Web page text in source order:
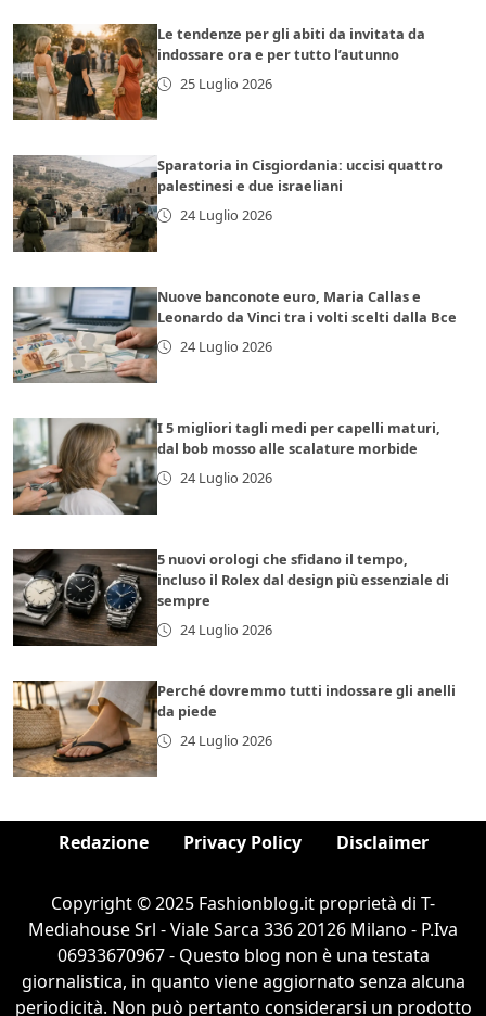
Le tendenze per gli abiti da invitata da
indossare ora e per tutto l’autunno
25 Luglio 2026
Sparatoria in Cisgiordania: uccisi quattro
palestinesi e due israeliani
24 Luglio 2026
Nuove banconote euro, Maria Callas e
Leonardo da Vinci tra i volti scelti dalla Bce
24 Luglio 2026
I 5 migliori tagli medi per capelli maturi,
dal bob mosso alle scalature morbide
24 Luglio 2026
5 nuovi orologi che sfidano il tempo,
incluso il Rolex dal design più essenziale di
sempre
24 Luglio 2026
Perché dovremmo tutti indossare gli anelli
da piede
24 Luglio 2026
Redazione Privacy Policy Disclaimer
Copyright © 2025 Fashionblog.it proprietà di T-
Mediahouse Srl - Viale Sarca 336 20126 Milano - P.Iva
06933670967 - Questo blog non è una testata
giornalistica, in quanto viene aggiornato senza alcuna
periodicità. Non può pertanto considerarsi un prodotto